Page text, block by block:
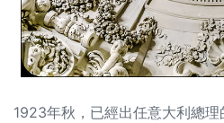
1923年秋，已經出任意大利總